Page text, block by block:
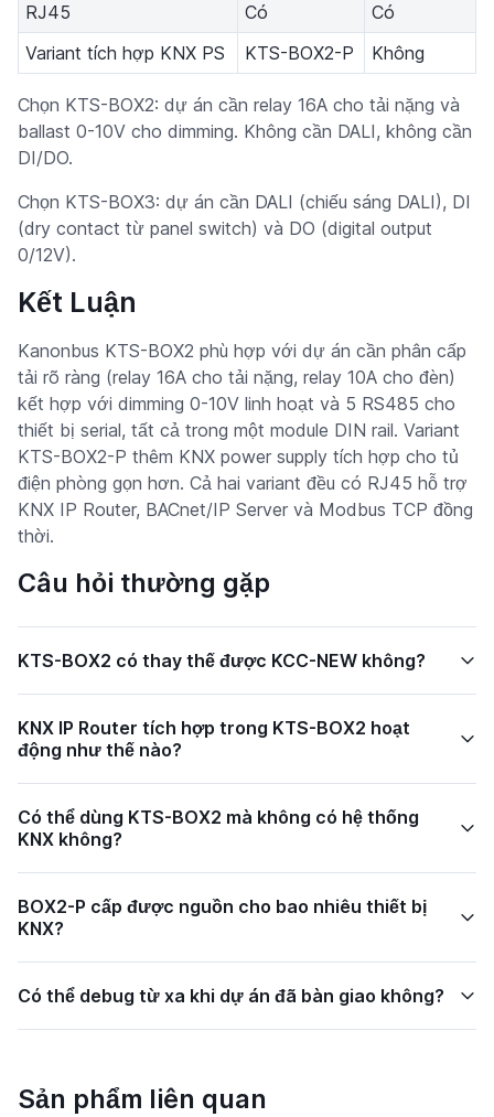
RJ45
Có
Có
Variant tích hợp KNX PS
KTS-BOX2-P Không
Chọn KTS-BOX2: dự án cần relay 16A cho tải nặng và
ballast 0-10V cho dimming. Không cần DALI, không cần
DI/DO.
Chọn KTS-BOX3: dự án cần DALI (chiếu sáng DALI), DI
(dry contact từ panel switch) và DO (digital output
0/12V).
Kết Luận
Kanonbus KTS-BOX2 phù hợp với dự án cần phân cấp
tải rõ ràng (relay 16A cho tải nặng, relay 10A cho đèn)
kết hợp với dimming 0-10V linh hoạt và 5 RS485 cho
thiết bị serial, tất cả trong một module DIN rail. Variant
KTS-BOX2-P thêm KNX power supply tích hợp cho tủ
điện phòng gọn hơn. Cả hai variant đều có RJ45 hỗ trợ
KNX IP Router, BACnet/IP Server và Modbus TCP đồng
thời.
Câu hỏi thường gặp
KTS-BOX2 có thay thế được KCC-NEW không?
KNX IP Router tích hợp trong KTS-BOX2 hoạt
động như thế nào?
Có thể dùng KTS-BOX2 mà không có hệ thống
KNX không?
BOX2-P cấp được nguồn cho bao nhiêu thiết bị
KNX?
Có thể debug từ xa khi dự án đã bàn giao không?
Sản phẩm liên quan